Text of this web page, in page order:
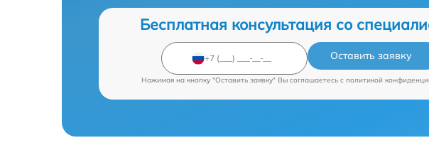
Бесплатная консультация со
Оставить заявку
Нажимая на кнопку "Оставить заявку" Вы соглашаетесь c политикой